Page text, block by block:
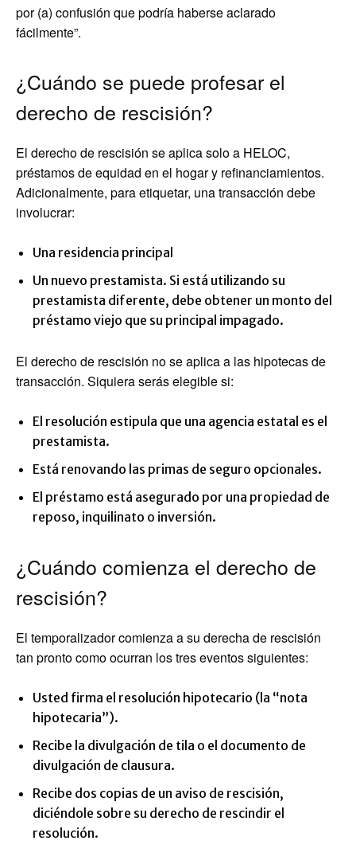
por (a) confusión que podría haberse aclarado
fácilmente”.
¿Cuándo se puede profesar el
derecho de rescisión?
El derecho de rescisión se aplica solo a HELOC,
préstamos de equidad en el hogar y refinanciamientos.
Adicionalmente, para etiquetar, una transacción debe
involucrar:
Una residencia principal
Un nuevo prestamista. Si está utilizando su
prestamista diferente, debe obtener un monto del
préstamo viejo que su principal impagado.
El derecho de rescisión no se aplica a las hipotecas de
transacción. Siquiera serás elegible si:
El resolución estipula que una agencia estatal es el
prestamista.
Está renovando las primas de seguro opcionales.
El préstamo está asegurado por una propiedad de
reposo, inquilinato o inversión.
¿Cuándo comienza el derecho de
rescisión?
El temporalizador comienza a su derecha de rescisión
tan pronto como ocurran los tres eventos siguientes:
Usted firma el resolución hipotecario (la “nota
hipotecaria”).
Recibe la divulgación de tila o el documento de
divulgación de clausura.
Recibe dos copias de un aviso de rescisión,
diciéndole sobre su derecho de rescindir el
resolución.